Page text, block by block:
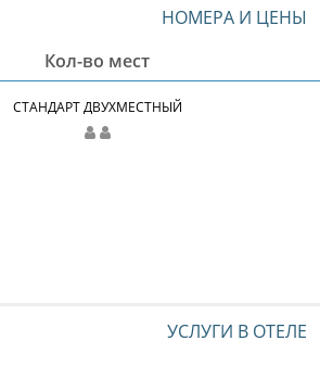
НОМЕРА И ЦЕНЫ
Кол-во мест
СТАНДАРТ ДВУХМЕСТНЫЙ
УСЛУГИ В ОТЕЛЕ